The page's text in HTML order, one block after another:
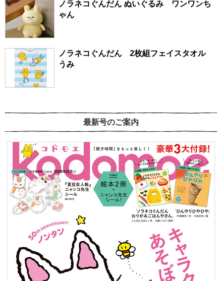
ノラネコぐんだん ぬいぐるみ ワンワンち
ゃん
ノラネコぐんだん 2枚組フェイスタオル
うみ
最新号のご案内